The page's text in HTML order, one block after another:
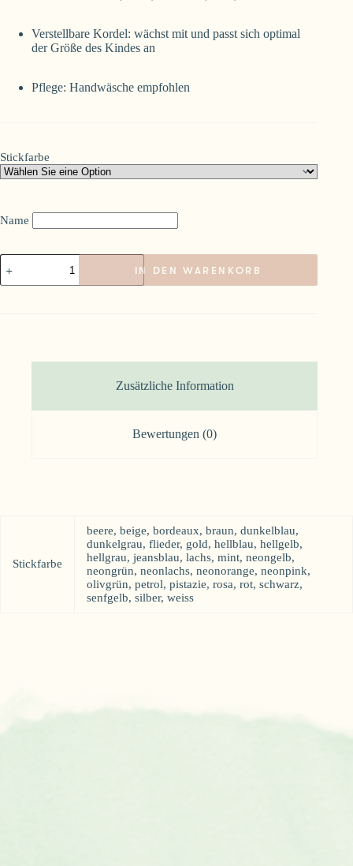
Verstellbare Kordel: wächst mit und passt sich optimal
der Größe des Kindes an
Pflege: Handwäsche empfohlen
Stickfarbe
Name
Turnsack
Estelle
Menge
IN DEN WARENKORB
Zusätzliche Information
Bewertungen (0)
Stickfarbe
beere, beige, bordeaux, braun, dunkelblau,
dunkelgrau, flieder, gold, hellblau, hellgelb,
hellgrau, jeansblau, lachs, mint, neongelb,
neongrün, neonlachs, neonorange, neonpink,
olivgrün, petrol, pistazie, rosa, rot, schwarz,
senfgelb, silber, weiss